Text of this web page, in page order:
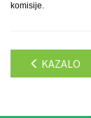
komisije.
KAZALO